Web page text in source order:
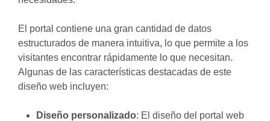
El portal contiene una gran cantidad de datos
estructurados de manera intuitiva, lo que permite a los
visitantes encontrar rápidamente lo que necesitan.
Algunas de las características destacadas de este
diseño web incluyen:
Diseño personalizado: El diseño del portal web